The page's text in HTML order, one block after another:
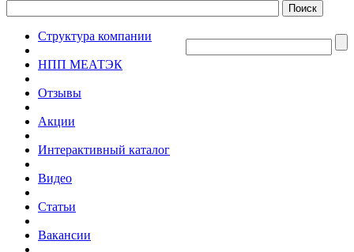
Структура компании
НПП МЕАТЭК
Отзывы
Акции
Интерактивный каталог
Видео
Статьи
Вакансии